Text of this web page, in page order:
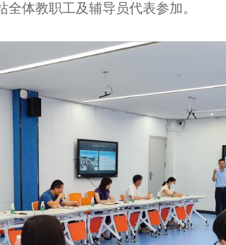
体教职工及辅导员代表参加。